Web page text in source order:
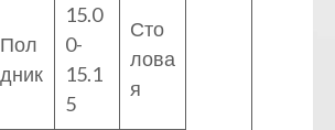
Пол
дник
15.0
0-
15.1
5
Сто
лова
я